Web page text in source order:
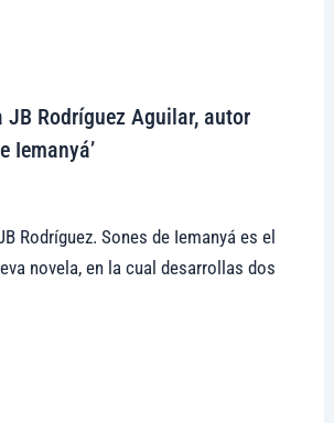
JB Rodríguez Aguilar, autor
Iemanyá’
Rodríguez. Sones de Iemanyá es el
novela, en la cual desarrollas dos